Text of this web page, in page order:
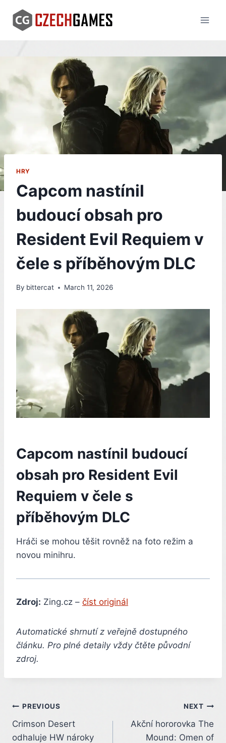
content
HRY
Capcom nastínil
budoucí obsah pro
Resident Evil Requiem v
čele s příběhovým DLC
By bittercat March 11, 2026
Capcom nastínil budoucí
obsah pro Resident Evil
Requiem v čele s
příběhovým DLC
Hráči se mohou těšit rovněž na foto režim a
novou minihru.
Zdroj: Zing.cz – číst originál
Automatické shrnutí z veřejně dostupného
článku. Pro plné detaily vždy čtěte původní
zdroj.
Post
navigation
PREVIOUS
Crimson Desert
odhaluje HW nároky
NEXT
Akční hororovka The
Mound: Omen of